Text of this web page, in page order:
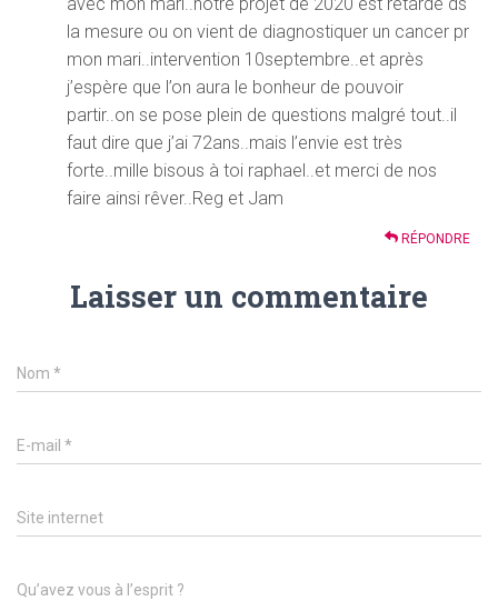
la mesure ou on vient de diagnostiquer un cancer pr
mon mari..intervention 10septembre..et après
j’espère que l’on aura le bonheur de pouvoir
partir..on se pose plein de questions malgré tout..il
faut dire que j’ai 72ans..mais l’envie est très
forte..mille bisous à toi raphael..et merci de nos
faire ainsi rêver..Reg et Jam
RÉPONDRE
Laisser un commentaire
Nom *
E-mail *
Site internet
Qu’avez vous à l’esprit ?